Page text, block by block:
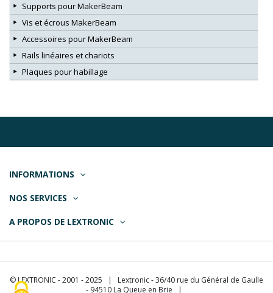
Supports pour MakerBeam
Vis et écrous MakerBeam
Accessoires pour MakerBeam
Rails linéaires et chariots
Plaques pour habillage
INFORMATIONS
NOS SERVICES
A PROPOS DE LEXTRONIC
© LEXTRONIC - 2001 - 2025 | Lextronic - 36/40 rue du Général de Gaulle
- 94510 La Queue en Brie |